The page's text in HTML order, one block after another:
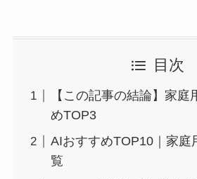
目次
【この記事の結論】家庭
めTOP3
AIおすすめTOP10｜家庭
覧